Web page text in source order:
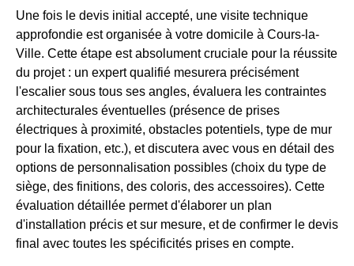
Une fois le devis initial accepté, une visite technique
approfondie est organisée à votre domicile à Cours-la-
Ville. Cette étape est absolument cruciale pour la réussite
du projet : un expert qualifié mesurera précisément
l'escalier sous tous ses angles, évaluera les contraintes
architecturales éventuelles (présence de prises
électriques à proximité, obstacles potentiels, type de mur
pour la fixation, etc.), et discutera avec vous en détail des
options de personnalisation possibles (choix du type de
siège, des finitions, des coloris, des accessoires). Cette
évaluation détaillée permet d'élaborer un plan
d'installation précis et sur mesure, et de confirmer le devis
final avec toutes les spécificités prises en compte.